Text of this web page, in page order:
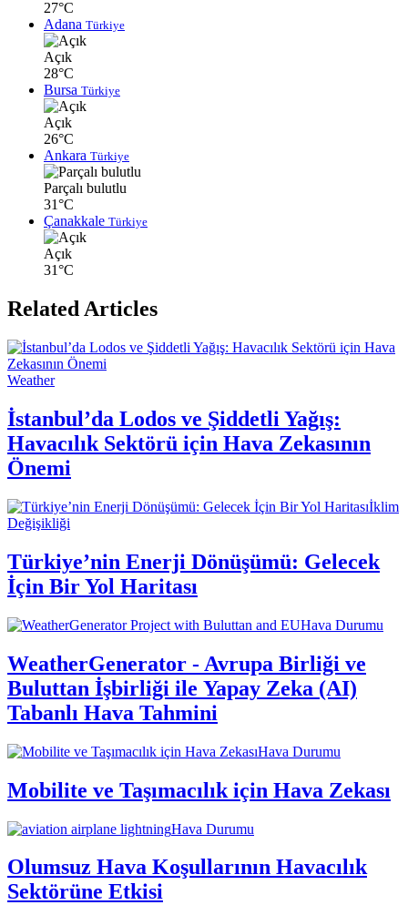
27°C
Adana Türkiye
Açık
28°C
Bursa Türkiye
Açık
26°C
Ankara Türkiye
Parçalı bulutlu
31°C
Çanakkale Türkiye
Açık
31°C
Related Articles
Weather
İstanbul’da Lodos ve Şiddetli Yağış:
Havacılık Sektörü için Hava Zekasının
Önemi
İklim
Değişikliği
Türkiye’nin Enerji Dönüşümü: Gelecek
İçin Bir Yol Haritası
Hava Durumu
WeatherGenerator - Avrupa Birliği ve
Buluttan İşbirliği ile Yapay Zeka (AI)
Tabanlı Hava Tahmini
Hava Durumu
Mobilite ve Taşımacılık için Hava Zekası
Hava Durumu
Olumsuz Hava Koşullarının Havacılık
Sektörüne Etkisi